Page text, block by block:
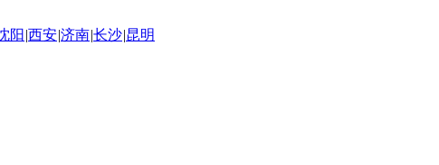
阳 |西安|济南|长沙|昆明